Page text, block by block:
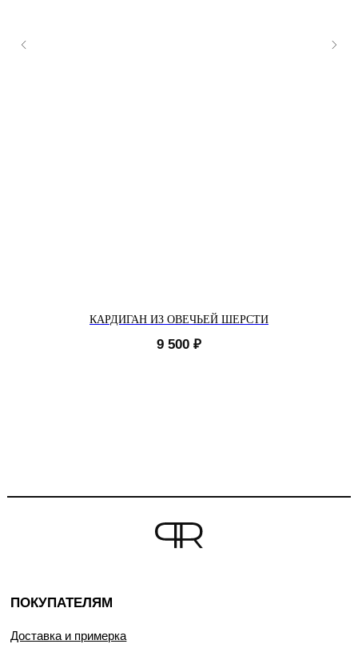
КАРДИГАН ИЗ ОВЕЧЬЕЙ ШЕРСТИ
9 500 ₽
ПОКУПАТЕЛЯМ
Доставка и примерка